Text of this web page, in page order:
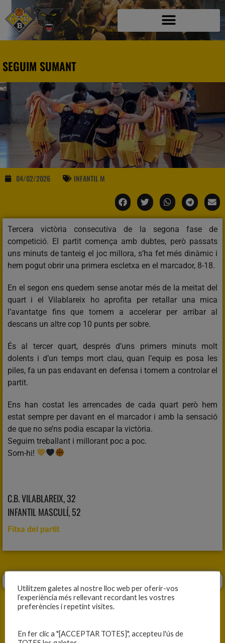
SEGUIM SUMANT
04/02/2026 INFANTIL M
Tercera victòria consecutiva de la segona fase de
competició. El partit comença amb dubtes, però passats
uns minuts de tanteig el joc millora, s’ha fet més dinàmic i
hem pogut obrir una primera escletxa en el marcador, 8-18.
En el segon ens quedem sense anotar més de la meitat del
quart i el Vilablareix ho aprofita per retallar una mica
l’avantatge fins que tornem a accelerar per arribar al
descans un altre cop 10 punts per sobre.
És al tercer quart, després d’uns primers minuts molt
dolents i d’un temps mort clau, quan l’equip es posa les
piles, fa un pas endavant en defensa i tornem a controlar el
partit.
Ens han costat les arrencades de cada quart però hem
estat sempre per davant en el marcador i amb la sensació
de que no se’ns podia escapar la victòria.
Seguim treballant i millorant poc a poc.
Som-hi!
C.B. VILABLAREIX, 32
INFANTIL MASCULÍ, 52
Fitxa del partit
Utilitzem galetes al nostre lloc web per oferir-vos
l’experiència més rellevant recordant les vostres
preferències i repetint visites.
En fer clic a "[ACCEPTAR TOTES]", accepteu l'ús de